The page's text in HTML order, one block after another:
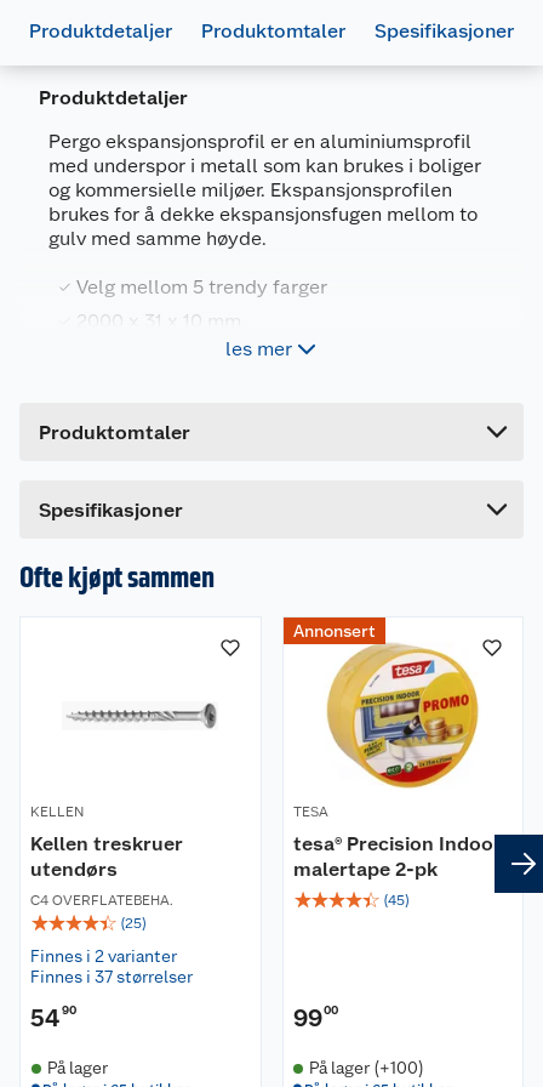
Produktdetaljer Produktomtaler Spesifikasjoner
Produktdetaljer
Pergo ekspansjonsprofil er en aluminiumsprofil
med underspor i metall som kan brukes i boliger
og kommersielle miljøer. Ekspansjonsprofilen
brukes for å dekke ekspansjonsfugen mellom to
gulv med samme høyde.
Velg mellom 5 trendy farger
2000 x 31 x 10 mm
Overflate i aluminium
Black.
les mer
Produktomtaler
Dette produktet har ikke fått noen omtale ennå.
en omtale.
Spesifikasjoner
Artikkelnummer
5401014340901
Leverandørens artikkelnummer
SFEXPCOFF
Størrelse
Farge
Ofte kjøpt sammen
KELLEN
Kellen treskruer
utendørs
C4 OVERFLATEBEHA.
☆☆☆☆☆ (25)
Finnes i 2 varianter
Finnes i 37 størrelser
5490
På lager
Annonsert
TESA
tesa® Precision Indoor
malertape 2-pk
☆☆☆☆☆ (45)
9900
På lager (+100)